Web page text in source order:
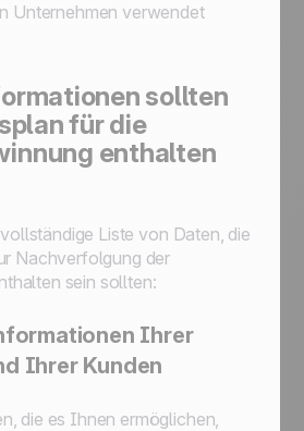
Unternehmen verwendet
sollten
für die
enthalten
Liste von Daten, die
Nachverfolgung der
sein sollten:
Ihrer
Ihrer Kunden
die es Ihnen ermöglichen,